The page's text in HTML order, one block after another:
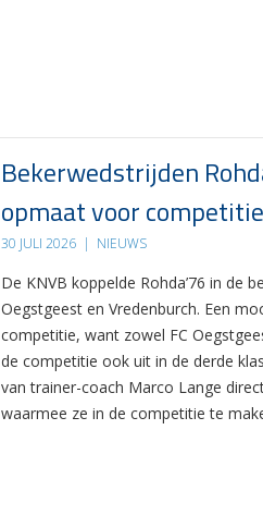
Bekerwedstrijden
opmaat voor competitie
30 JULI 2026 | NIEUWS
De KNVB koppelde Rohda’76 in de
Oegstgeest en Vredenburch. Een
competitie, want zowel FC
de competitie ook uit in de derde
van trainer-coach Marco Lange
waarmee ze in de competitie te